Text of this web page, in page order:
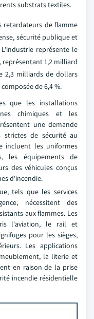
substrats textiles.
retardateurs de flamme
sécurité publique et
représente le
1,2 milliard
2,3 milliards de dollars
de 6,4 %.
que les installations
chimiques et les
une demande
strictes de sécurité au
incluent les uniformes
les équipements de
des véhicules conçus
d'incendie.
tels que les services
nécessitent des
aux flammes. Les
l'aviation, le rail et
pour les sièges,
Les applications
la literie et
en raison de la prise
incendie résidentielle